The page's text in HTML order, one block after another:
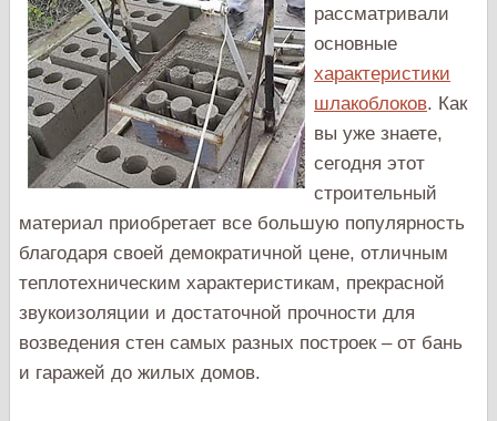
рассматривали
основные
характеристики
шлакоблоков. Как
вы уже знаете,
сегодня этот
строительный
материал приобретает все большую популярность
благодаря своей демократичной цене, отличным
теплотехническим характеристикам, прекрасной
звукоизоляции и достаточной прочности для
возведения стен самых разных построек – от бань
и гаражей до жилых домов.